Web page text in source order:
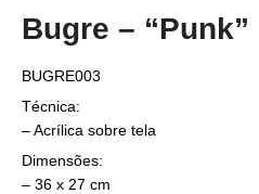
Bugre – “Punk”
BUGRE003
Técnica:
– Acrílica sobre tela
Dimensões:
– 36 x 27 cm